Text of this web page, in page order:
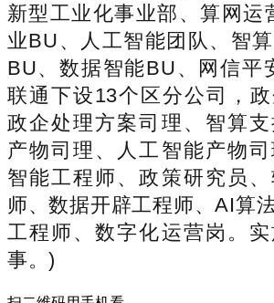
新型工业化事业部、算网运
业BU、人工智能团队、智
BU、数据智能BU、网信平
联通下设13个区分公司，政
政企处理方案司理、智算
产物司理、人工智能产物
智能工程师、政策研究员
师、数据开辟工程师、AI算
工程师、数字化运营岗。
事。)